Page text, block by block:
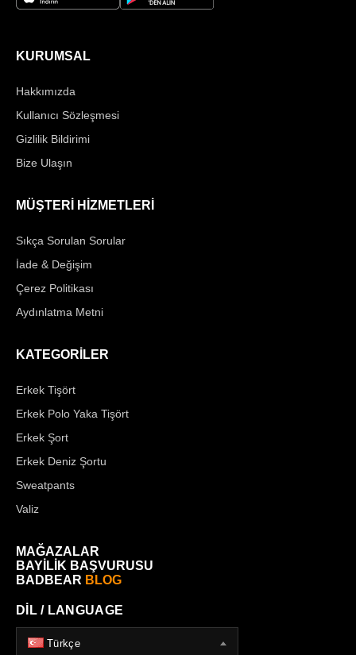
KURUMSAL
Hakkımızda
Kullanıcı Sözleşmesi
Gizlilik Bildirimi
Bize Ulaşın
MÜŞTERİ HİZMETLERİ
Sıkça Sorulan Sorular
İade & Değişim
Çerez Politikası
Aydınlatma Metni
KATEGORİLER
Erkek Tişört
Erkek Polo Yaka Tişört
Erkek Şort
Erkek Deniz Şortu
Sweatpants
Valiz
MAĞAZALAR
BAYİLİK BAŞVURUSU
BADBEAR BLOG
DİL / LANGUAGE
Türkçe